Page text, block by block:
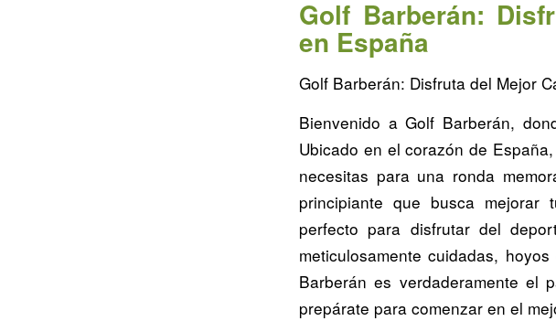
Golf Barberán:
en España
Golf Barberán: Disfruta del Mejor
Bienvenido a Golf Barberán,
Ubicado en el corazón de
necesitas para una ronda
principiante que busca mejorar
perfecto para disfrutar del
meticulosamente cuidadas,
Barberán es verdaderamente
prepárate para comenzar en el